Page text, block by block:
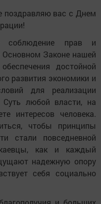
поздравляю вас с Днем
соблюдение прав и
Основном Законе нашей
достойной
развития экономики и
для реализации
Суть любой власти, на
интересов человека.
чтобы принципы
стали повседневной
как и каждый
надежную опору
себя социально